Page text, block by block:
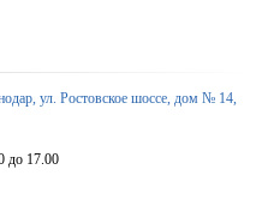
ул. Ростовское шоссе, дом № 14,
до 17.00